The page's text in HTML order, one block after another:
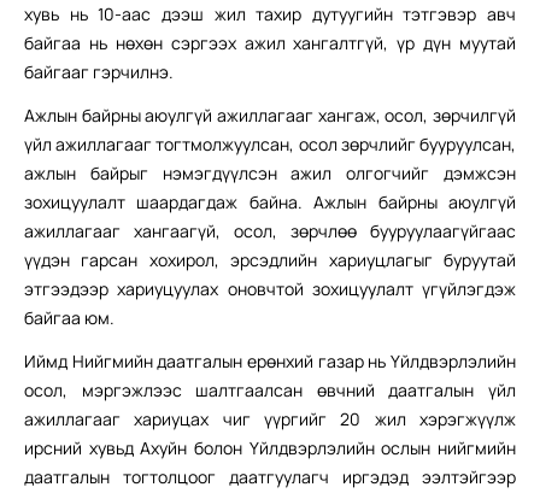
хувь нь 10-аас дээш жил тахир дутуугийн тэтгэвэр авч
байгаа нь нөхөн сэргээх ажил хангалтгүй, үр дүн муутай
байгааг гэрчилнэ.
Ажлын байрны аюулгүй ажиллагааг хангаж, осол, зөрчилгүй
үйл ажиллагааг тогтмолжуулсан, осол зөрчлийг бууруулсан,
ажлын байрыг нэмэгдүүлсэн ажил олгогчийг дэмжсэн
зохицуулалт шаардагдаж байна. Ажлын байрны аюулгүй
ажиллагааг хангаагүй, осол, зөрчлөө бууруулаагүйгаас
үүдэн гарсан хохирол, эрсэдлийн хариуцлагыг буруутай
этгээдээр хариуцуулах оновчтой зохицуулалт үгүйлэгдэж
байгаа юм.
Иймд Нийгмийн даатгалын ерөнхий газар нь Үйлдвэрлэлийн
осол, мэргэжлээс шалтгаалсан өвчний даатгалын үйл
ажиллагааг хариуцах чиг үүргийг 20 жил хэрэгжүүлж
ирсний хувьд Ахуйн болон Үйлдвэрлэлийн ослын нийгмийн
даатгалын тогтолцоог даатгуулагч иргэдэд ээлтэйгээр